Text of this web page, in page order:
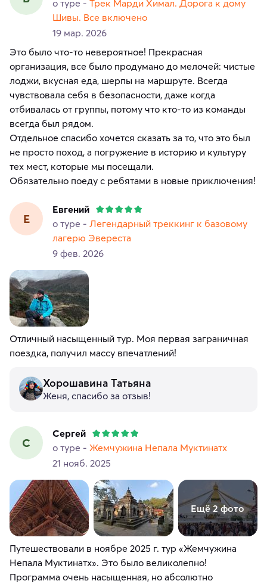
о туре - Трек Марди Химал. Дорога к дому
Шивы. Все включено
19 мар. 2026
Это было что-то невероятное! Прекрасная
организация, все было продумано до мелочей: чистые
лоджи, вкусная еда, шерпы на маршруте. Всегда
чувствовала себя в безопасности, даже когда
отбивалась от группы, потому что кто-то из команды
всегда был рядом.
Отдельное спасибо хочется сказать за то, что это был
не просто поход, а погружение в историю и культуру
тех мест, которые мы посещали.
Обязательно поеду с ребятами в новые приключения!
Е
Евгений
о туре - Легендарный треккинг к базовому
лагерю Эвереста
9 фев. 2026
Отличный насыщенный тур. Моя первая заграничная
поездка, получил массу впечатлений!
Хорошавина Татьяна
Женя, спасибо за отзыв!
С
Сергей
о туре - Жемчужина Непала Муктинатх
21 нояб. 2025
Ещё 2 фото
Путешествовали в ноябре 2025 г. тур «Жемчужина
Непала Муктинатх». Это было великолепно!
Программа очень насыщенная, но абсолютно